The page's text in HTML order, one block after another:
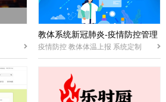
教体系统新冠肺炎-疫情防控管理
平台
疫情防控 教体体温上报 系统定制